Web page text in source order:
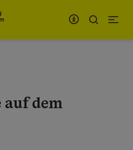
auf dem